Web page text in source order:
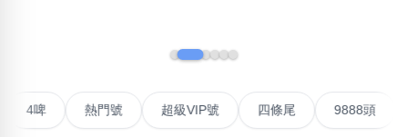
不包含數字
無0 無2無3無4無5 無7無8無9
4啤 熱門號 超級VIP號 四條尾 9888頭